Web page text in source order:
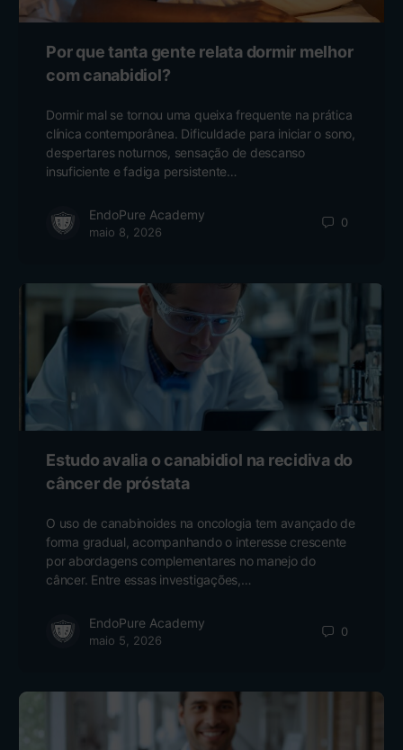
Por que tanta gente relata dormir melhor
com canabidiol?
Dormir mal se tornou uma queixa frequente na prática
clínica contemporânea. Dificuldade para iniciar o sono,
despertares noturnos, sensação de descanso
insuficiente e fadiga persistente…
EndoPure Academy
maio 8, 2026
0
Estudo avalia o canabidiol na recidiva do
câncer de próstata
O uso de canabinoides na oncologia tem avançado de
forma gradual, acompanhando o interesse crescente
por abordagens complementares no manejo do
câncer. Entre essas investigações,…
EndoPure Academy
maio 5, 2026
0